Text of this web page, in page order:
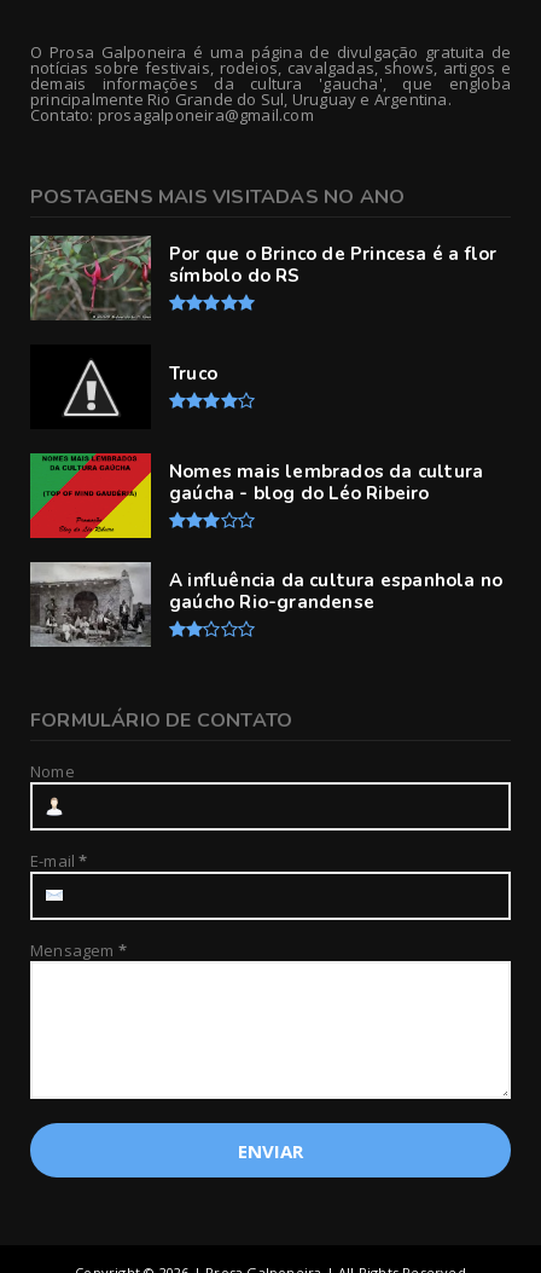
O Prosa Galponeira é uma página de divulgação gratuita de
notícias sobre festivais, rodeios, cavalgadas, shows, artigos e
demais informações da cultura 'gaucha', que engloba
principalmente Rio Grande do Sul, Uruguay e Argentina.
Contato: prosagalponeira@gmail.com
POSTAGENS MAIS VISITADAS NO ANO
Por que o Brinco de Princesa é a flor
símbolo do RS
Truco
Nomes mais lembrados da cultura
gaúcha - blog do Léo Ribeiro
A influência da cultura espanhola no
gaúcho Rio-grandense
FORMULÁRIO DE CONTATO
Nome
E-mail*
Mensagem *